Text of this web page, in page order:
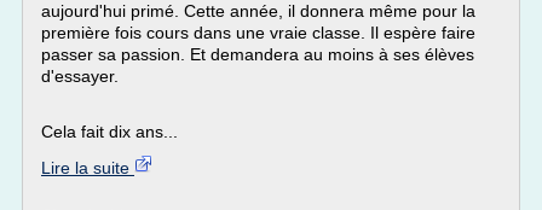
aujourd'hui primé. Cette année, il donnera même pour la
première fois cours dans une vraie classe. Il espère faire
passer sa passion. Et demandera au moins à ses élèves
d'essayer.
Cela fait dix ans...
Lire la suite